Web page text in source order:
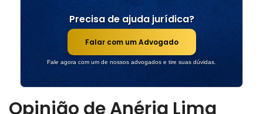
Precisa de ajuda jurídica?
Falar com um Advogado
Fale agora com um de nossos advogados e tire suas dúvidas.
Opinião de Anéria Lima